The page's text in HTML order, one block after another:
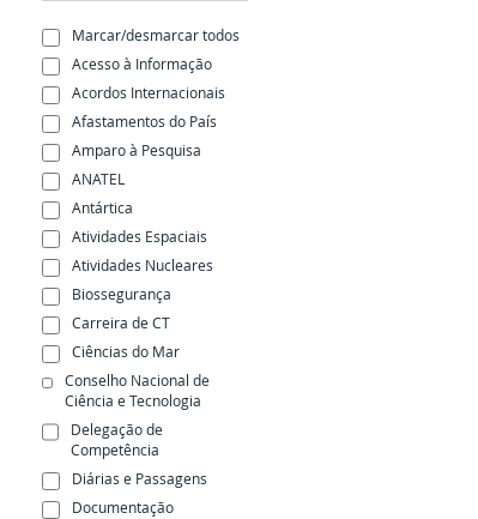
Marcar/desmarcar todos
Acesso à Informação
Acordos Internacionais
Afastamentos do País
Amparo à Pesquisa
ANATEL
Antártica
Atividades Espaciais
Atividades Nucleares
Biossegurança
Carreira de CT
Ciências do Mar
Conselho Nacional de
Ciência e Tecnologia
Delegação de
Competência
Diárias e Passagens
Documentação